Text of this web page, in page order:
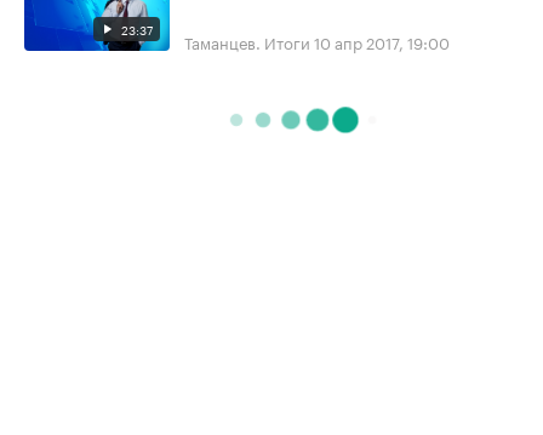
23:37 Таманцев. Итоги 10 апр 2017, 19:00